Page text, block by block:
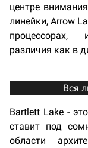
центре
линейки, Arrow
различия как в
Вся
Bartlett Lake -
ставит под
области